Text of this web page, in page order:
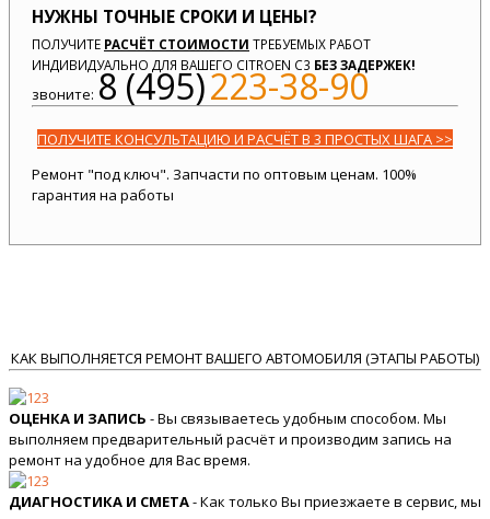
НУЖНЫ ТОЧНЫЕ СРОКИ И ЦЕНЫ?
ПОЛУЧИТЕ РАСЧЁТ СТОИМОСТИ ТРЕБУЕМЫХ РАБОТ
ИНДИВИДУАЛЬНО ДЛЯ ВАШЕГО CITROEN C3 БЕЗ ЗАДЕРЖЕК!
звоните: 8 (495)223-38-90
ПОЛУЧИТЕ КОНСУЛЬТАЦИЮ И РАСЧЁТ В 3 ПРОСТЫХ ШАГА >>
Ремонт "под ключ". Запчасти по оптовым ценам. 100%
гарантия на работы
КАК ВЫПОЛНЯЕТСЯ РЕМОНТ ВАШЕГО АВТОМОБИЛЯ (ЭТАПЫ РАБОТЫ)
ОЦЕНКА И ЗАПИСЬ - Вы связываетесь удобным способом. Мы
выполняем предварительный расчёт и производим запись на
ремонт на удобное для Вас время.
ДИАГНОСТИКА И СМЕТА- Как только Вы приезжаете в сервис, мы